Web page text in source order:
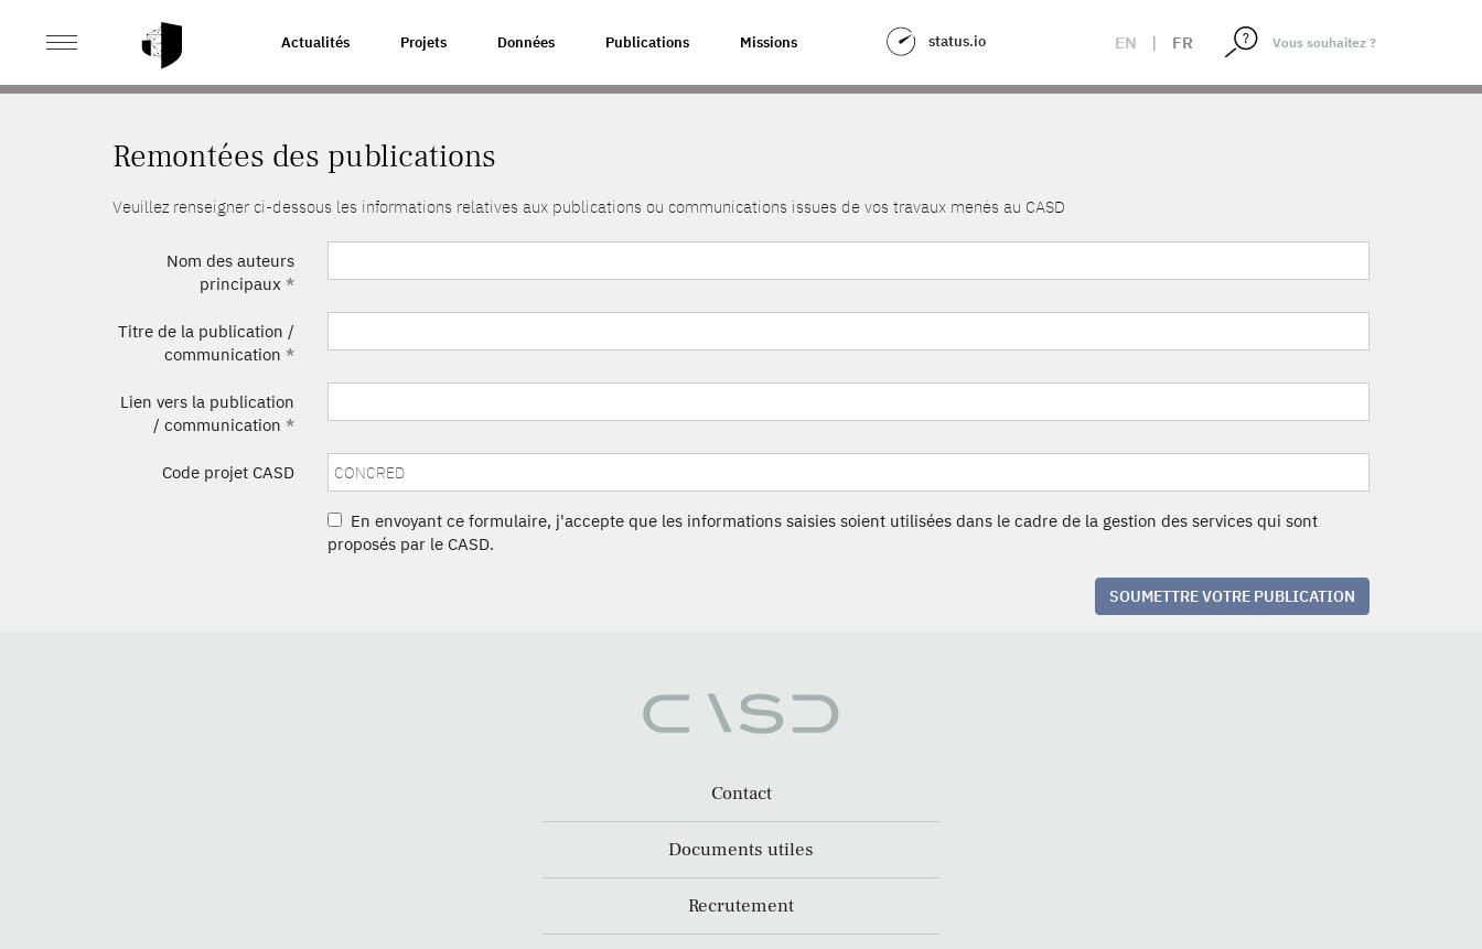
Actualités Projets Données Publications Missions status.io EN | FR
ACCUEIL REMONTÉES DES PUBLICATIONS
Remontées des publications
Veuillez renseigner ci-dessous les informations relatives aux publications ou communications issues de vos travaux menés au CASD
Nom des auteurs
principaux *
Titre de la publication /
communication *
Lien vers la publication
/ communication *
Code projet CASD
En envoyant ce formulaire, j'accepte que les informations saisies soient utilisées dans le cadre de la gestion des services qui sont
proposés par le CASD.
SOUMETTRE VOTRE PUBLICATION
Contact
Documents utiles
Recrutement